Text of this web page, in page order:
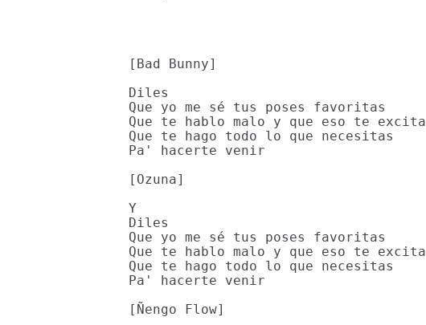
[Bad Bunny]
Diles
Que yo me sé tus poses favoritas
Que te hablo malo y que eso te excita
Que te hago todo lo que necesitas
Pa' hacerte venir
[Ozuna]
Y
Diles
Que yo me sé tus poses favoritas
Que te hablo malo y que eso te excita
Que te hago todo lo que necesitas
Pa' hacerte venir
[Ñengo Flow]